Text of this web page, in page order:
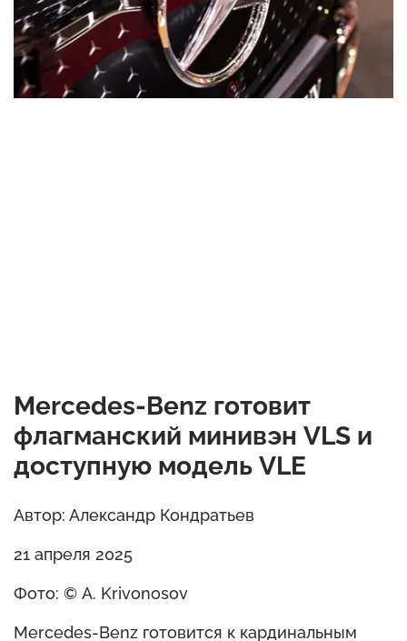
Mercedes-Benz готовит
флагманский минивэн VLS и
доступную модель VLE
Автор: Александр Кондратьев
21 апреля 2025
Фото: © A. Krivonosov
Mercedes-Benz готовится к кардинальным